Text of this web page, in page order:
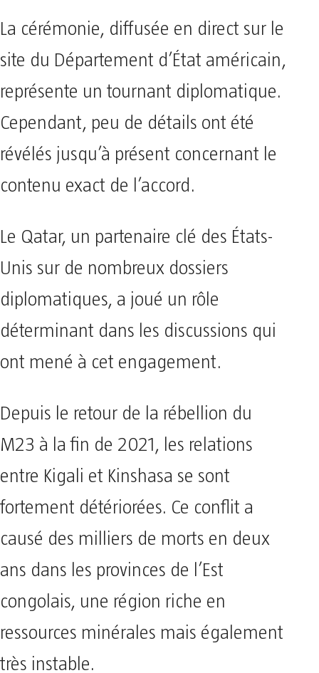
La cérémonie, diffusée en direct sur le
site du Département d’État américain,
représente un tournant diplomatique.
Cependant, peu de détails ont été
révélés jusqu’à présent concernant le
contenu exact de l’accord.
Le Qatar, un partenaire clé des États-
Unis sur de nombreux dossiers
diplomatiques, a joué un rôle
déterminant dans les discussions qui
ont mené à cet engagement.
Depuis le retour de la rébellion du
M23 à la fin de 2021, les relations
entre Kigali et Kinshasa se sont
fortement détériorées. Ce conflit a
causé des milliers de morts en deux
ans dans les provinces de l’Est
congolais, une région riche en
ressources minérales mais également
très instable.